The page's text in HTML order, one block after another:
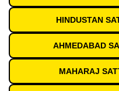
HINDUSTAN
AHMEDABAD
MAHARAJ